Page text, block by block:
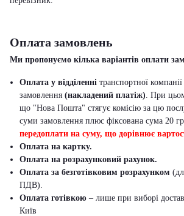
Оплата замовлень
Ми пропонуємо кілька варіантів оплати
Оплата у відділенні транспортної
замовлення (накладений платіж). При
що "Нова Пошта" стягує комісію за цю
суми замовлення плюс фіксована сума 20
передоплати на суму, що дорівнює
Оплата на картку.
Оплата на розрахунковий рахунок.
Оплата за безготівковим розрахунком
ПДВ).
Оплата готівкою – лише при виборі
Київ